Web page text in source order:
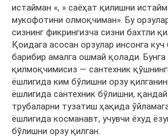
истайман «, » саёҳат қилишни
мукофотини олмоқчиман». Бу
сизнинг фикрингизча сизни бахтли
Қоидага асосан орзулар инсонга
барибир амалга ошмай қолади.
қилмоқчимисиз — сантехник
ёшлигида ким бўлишни орзу
ёшлигида сантехник бўлишни,
трубаларни тузатиш ҳақида
ёшлигида косманавт, учувчи ёхуд
бўлишни орзу қилган.